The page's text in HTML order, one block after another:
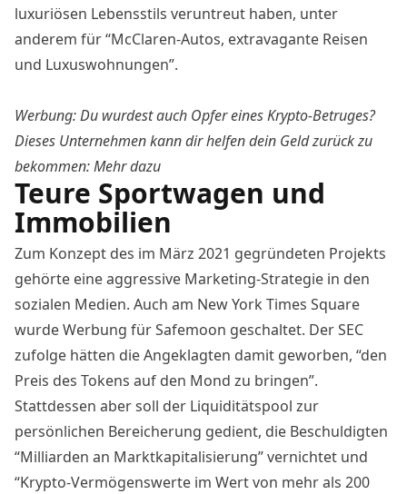
luxuriösen Lebensstils veruntreut haben, unter
anderem für “McClaren-Autos, extravagante Reisen
und Luxuswohnungen”.
Werbung: Du wurdest auch Opfer eines Krypto-Betruges?
Dieses Unternehmen kann dir helfen dein Geld zurück zu
bekommen:Mehr dazu
Teure Sportwagen und
Immobilien
Zum Konzept des im März 2021 gegründeten Projekts
gehörte eine aggressive Marketing-Strategie in den
sozialen Medien. Auch am New York Times Square
wurde Werbung für Safemoon geschaltet. Der SEC
zufolge hätten die Angeklagten damit geworben, “den
Preis des Tokens auf den Mond zu bringen”.
Stattdessen aber soll der Liquiditätspool zur
persönlichen Bereicherung gedient, die Beschuldigten
“Milliarden an Marktkapitalisierung” vernichtet und
“Krypto-Vermögenswerte im Wert von mehr als 200